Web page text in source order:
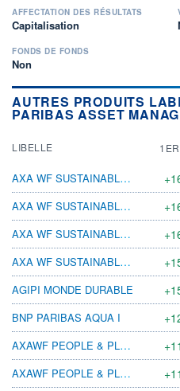
AFFECTATION DES RÉSULTATS
Capitalisation
FONDS DE FONDS
Non
AUTRES PRODUITS
PARIBAS ASSET
LIBELLE
AXA WF SUSTAINABLE EUROZONE EQ I CAP EUR
AXA WF SUSTAINABLE EUROZONE EQ F CAP EUR
AXA WF SUSTAINABLE EUROZONE EQ A CAP EUR
AXA WF SUSTAINABLE EUROZONE EQ E CAP EUR
AGIPI MONDE DURABLE
BNP PARIBAS AQUA I
AXAWF PEOPLE & PLANET EQ F CAP EUR
AXAWF PEOPLE & PLANET EQ F CAP USD